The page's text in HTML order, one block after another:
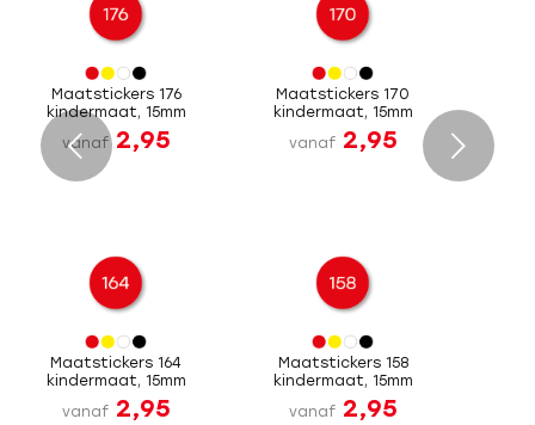
Maatstickers 176
kindermaat, 15mm
vanaf 2,95
Maatstickers 170
kindermaat, 15mm
vanaf 2,95
Maatstickers 164
kindermaat, 15mm
vanaf 2,95
Maatstickers 158
kindermaat, 15mm
vanaf 2,95
Volgende